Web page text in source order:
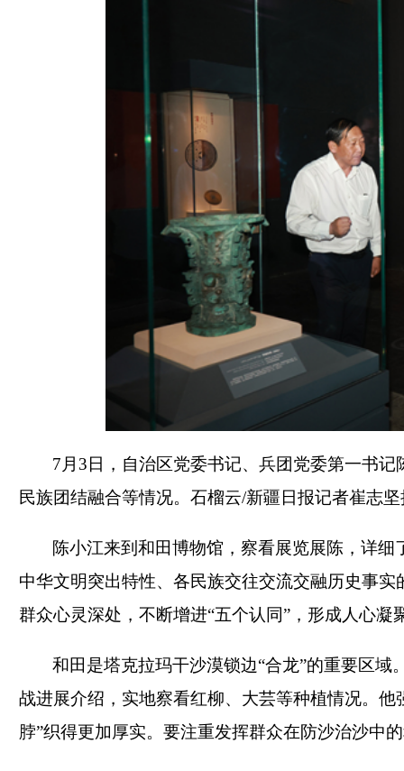
7月3日，自治区党委书记、兵团党委第一书
民族团结融合等情况。石榴云/新疆日报记者崔志坚
陈小江来到和田博物馆，察看展览展陈，详
中华文明突出特性、各民族交往交流交融历史事
群众心灵深处，不断增进“五个认同”，形成人心凝
和田是塔克拉玛干沙漠锁边“合龙”的重要区
战进展介绍，实地察看红柳、大芸等种植情况。
脖”织得更加厚实。要注重发挥群众在防沙治沙中